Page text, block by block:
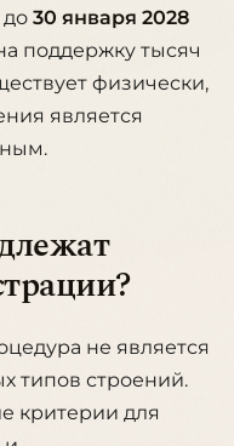
30 января 2028
поддержку тысяч
физически,
является
не является
типов строений.
критерии для